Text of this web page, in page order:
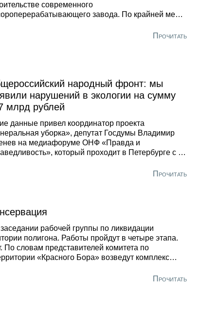
современного
завода. По крайней мере,
образование в средней школе»,Прочитать
народный фронт: мы
нарушений в экологии на сумму
млрд рублей
данные привел координатор проекта
уборка», депутат Госдумы Владимир
на медиафоруме ОНФ «Правда и
который проходит в Петербурге с 1
происхождение. Такую цифру приводит
Прочитать
рабочей группы по ликвидации
полигона. Работы пройдут в четыре этапа.
По словам представителей комитета по
«Красного Бора» возведут комплекс
Прочитать